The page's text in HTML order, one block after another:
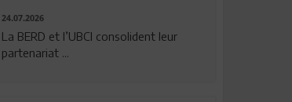
24.07.2026
La BERD et l’UBCI consolident leur
partenariat ...